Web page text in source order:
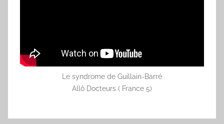
Le syndrome de Guillain-Barré
Allô Docteurs ( France 5)